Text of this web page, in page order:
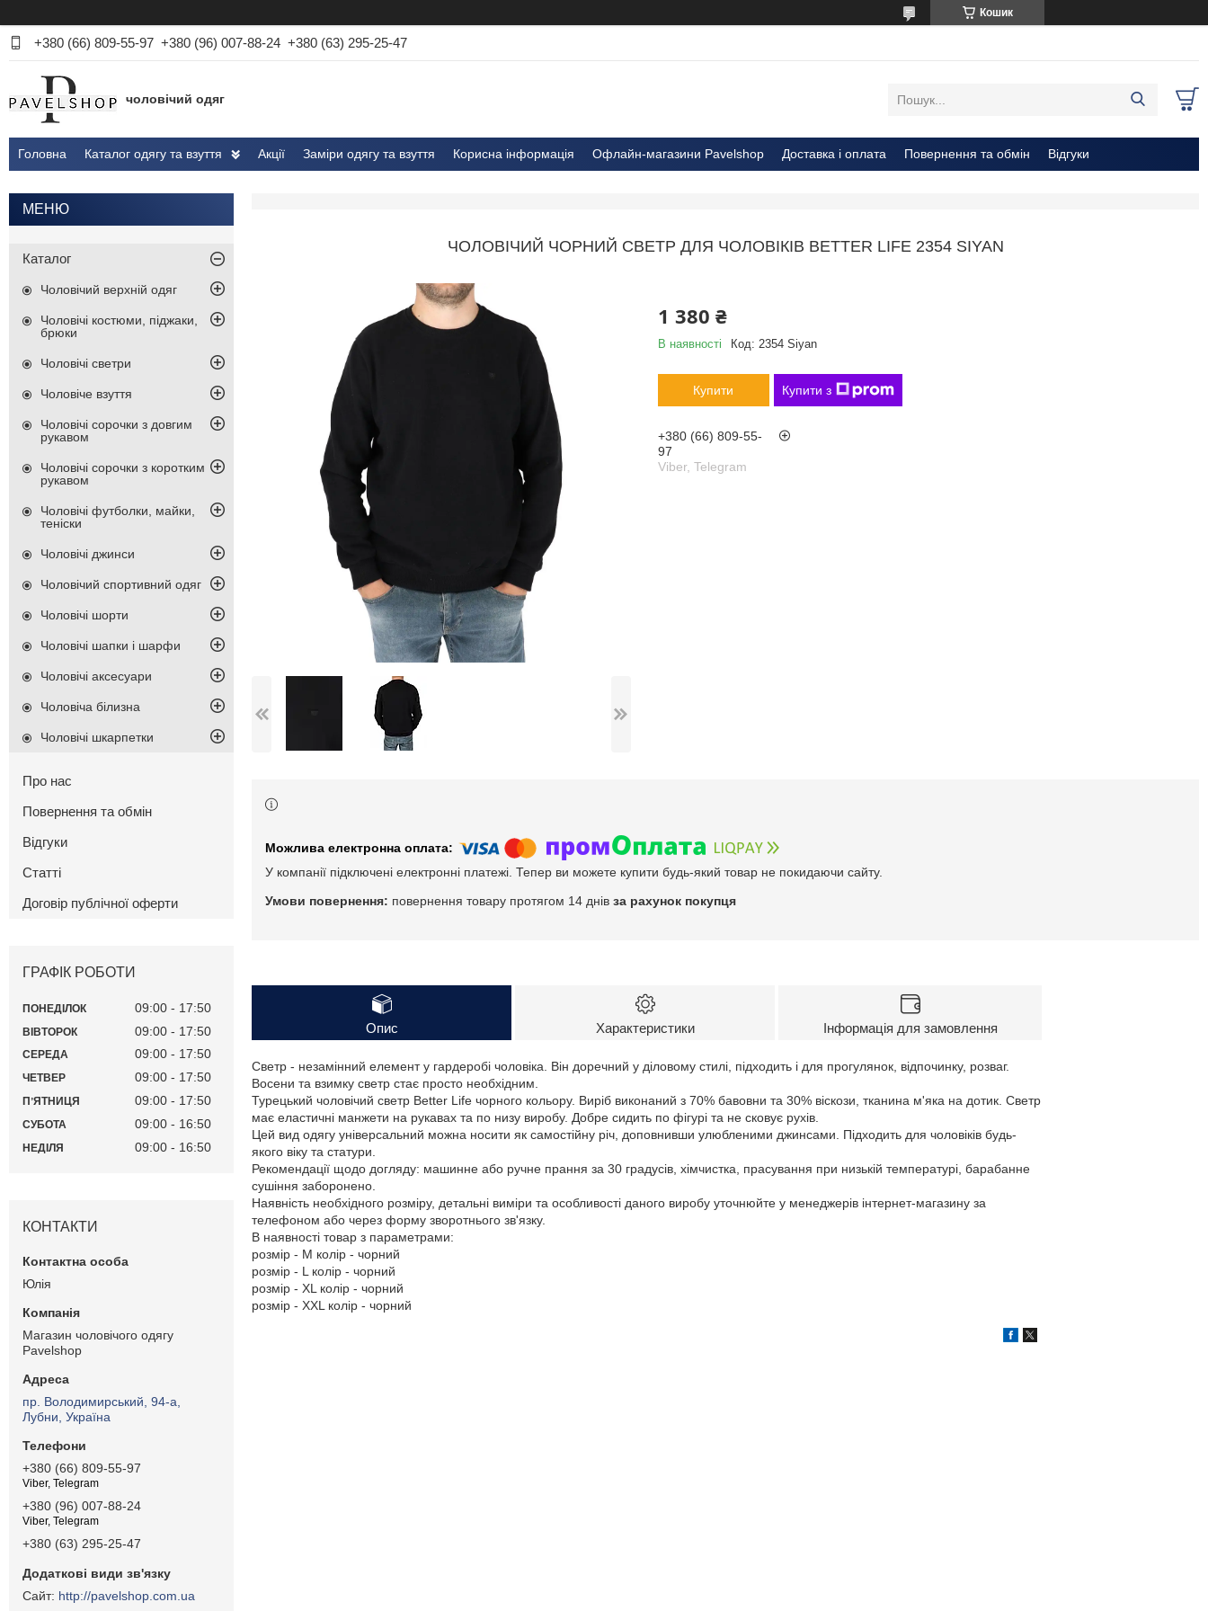
Кошик
+380 (66) 809-55-97 +380 (96) 007-88-24 +380 (63) 295-25-47
чоловічий одяг
Головна Каталог одягу та взуття Акції Заміри одягу та взуття Корисна інформація Офлайн-магазини Pavelshop Доставка і оплата Повернення та обмін Відгуки
ЧОЛОВІЧИЙ ЧОРНИЙ СВЕТР ДЛЯ ЧОЛОВІКІВ BETTER LIFE 2354 SIYAN
1 380 ₴
В наявності Код: 2354 Siyan
Купити Купити з
+380 (66) 809-55-
97
Viber, Telegram
У компанії підключені електронні платежі. Тепер ви можете купити будь-який товар не покидаючи сайту.
повернення товару протягом 14 днів за рахунок покупця
Опис Характеристики Інформація для замовлення
Светр - незамінний елемент у гардеробі чоловіка. Він доречний у діловому стилі, підходить і для прогулянок, відпочинку, розваг.
Восени та взимку светр стає просто необхідним.
Турецький чоловічий светр Better Lifе чорного кольору. Виріб виконаний з 70% бавовни та 30% віскози, тканина м'яка на дотик. Светр
має еластичні манжети на рукавах та по низу виробу. Добре сидить по фігурі та не сковує рухів.
Цей вид одягу універсальний можна носити як самостійну річ, доповнивши улюбленими джинсами. Підходить для чоловіків будь-
якого віку та статури.
Рекомендації щодо догляду: машинне або ручне прання за 30 градусів, хімчистка, прасування при низькій температурі, барабанне
сушіння заборонено.
Наявність необхідного розміру, детальні виміри та особливості даного виробу уточнюйте у менеджерів інтернет-магазину за
телефоном або через форму зворотнього зв'язку.
В наявності товар з параметрами:
розмір - M колір - чорний
розмір - L колір - чорний
розмір - XL колір - чорний
розмір - XXL колір - чорний
Каталог
Чоловічий верхній одяг
Чоловічі костюми, піджаки,
брюки
Чоловічі светри
Чоловіче взуття
Чоловічі сорочки з довгим
рукавом
Чоловічі сорочки з коротким
рукавом
Чоловічі футболки, майки,
теніски
Чоловічі джинси
Чоловічий спортивний одяг
Чоловічі шорти
Чоловічі шапки і шарфи
Чоловічі аксесуари
Чоловіча білизна
Чоловічі шкарпетки
Про нас
Повернення та обмін
Відгуки
Статті
Договір публічної оферти
ГРАФІК РОБОТИ
ПОНЕДІЛОК 09:00 17:50
ВІВТОРОК 09:00 17:50
СЕРЕДА 09:00 17:50
ЧЕТВЕР 09:00 17:50
ПʼЯТНИЦЯ 09:00 17:50
СУБОТА 09:00 16:50
НЕДІЛЯ 09:00 16:50
КОНТАКТИ
Юлія
Магазин чоловічого одягу
Pavelshop
пр. Володимирський, 94-а,
Лубни, Україна
+380 (66) 809-55-97
Viber, Telegram
+380 (96) 007-88-24
Viber, Telegram
+380 (63) 295-25-47
http://pavelshop.com.ua